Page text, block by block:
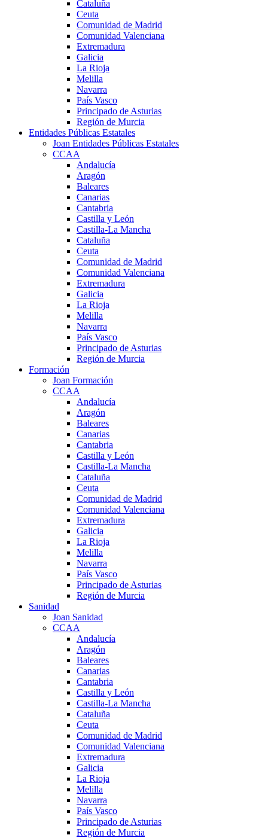
Cataluña
Ceuta
Comunidad de Madrid
Comunidad Valenciana
Extremadura
Galicia
La Rioja
Melilla
Navarra
País Vasco
Principado de Asturias
Región de Murcia
Entidades Públicas Estatales
Joan Entidades Públicas Estatales
CCAA
Andalucía
Aragón
Baleares
Canarias
Cantabria
Castilla y León
Castilla-La Mancha
Cataluña
Ceuta
Comunidad de Madrid
Comunidad Valenciana
Extremadura
Galicia
La Rioja
Melilla
Navarra
País Vasco
Principado de Asturias
Región de Murcia
Formación
Joan Formación
CCAA
Andalucía
Aragón
Baleares
Canarias
Cantabria
Castilla y León
Castilla-La Mancha
Cataluña
Ceuta
Comunidad de Madrid
Comunidad Valenciana
Extremadura
Galicia
La Rioja
Melilla
Navarra
País Vasco
Principado de Asturias
Región de Murcia
Sanidad
Joan Sanidad
CCAA
Andalucía
Aragón
Baleares
Canarias
Cantabria
Castilla y León
Castilla-La Mancha
Cataluña
Ceuta
Comunidad de Madrid
Comunidad Valenciana
Extremadura
Galicia
La Rioja
Melilla
Navarra
País Vasco
Principado de Asturias
Región de Murcia